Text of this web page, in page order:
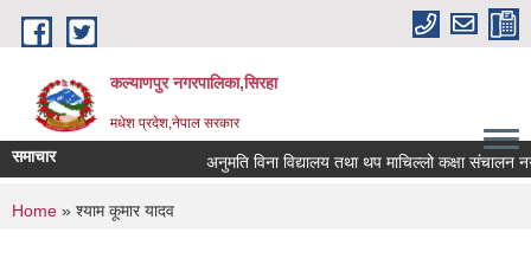
Skip to main content
कल्याणपुर नगरपालिका,सिरहा
मधेश प्रदेश,नेपाल सरकार
समाचार अनुमति विना विद्यालय तथा थप माचिल्लो कक्षा संचालन
You are here
Home » श्याम कूमार यादव